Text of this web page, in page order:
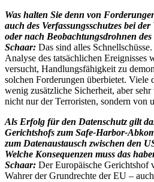
Was halten Sie denn von
auch des Verfassungsschutzes bei
oder nach Beobachtungsdrohnen des
Schaar: Das sind alles
Analyse des tatsächlichen Ereignisses
versucht, Handlungsfähigkeit zu
solchen Forderungen überbietet. Viele
wenig zusätzliche Sicherheit, aber
nicht nur der Terroristen, sondern von
Als Erfolg für den Datenschutz gilt
Gerichtshofs zum Safe-Harbor-
zum Datenaustausch zwischen den
Welche Konsequenzen muss das
Schaar: Der Europäische Gerichtshof
Wahrer der Grundrechte der EU –